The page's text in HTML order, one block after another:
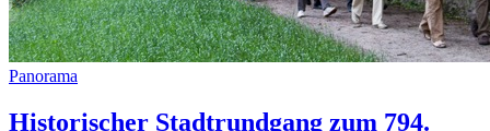
Panorama
Historischer Stadtrundgang zum 794.